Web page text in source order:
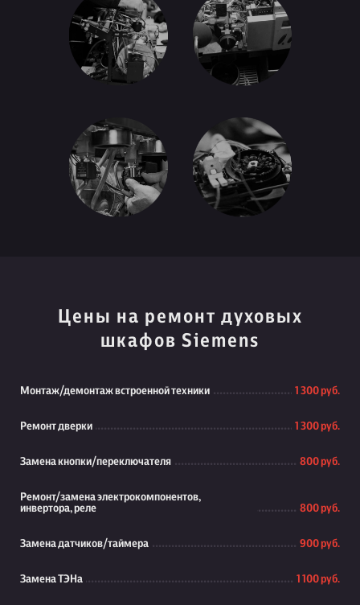
Цены на ремонт духовых
шкафов Siemens
Монтаж/демонтаж встроенной техники 1 300 руб.
Ремонт дверки 1 300 руб.
Замена кнопки/переключателя 800 руб.
Ремонт/замена электрокомпонентов,
инвертора, реле
800 руб.
Замена датчиков/таймера 900 руб.
Замена ТЭНа 1 100 руб.